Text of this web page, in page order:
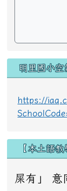
明里國小空
https://
【本土語教
同：成事